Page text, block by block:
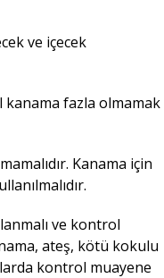
ve içecek
kanama fazla olmamak
Kanama için
ve kontrol
ateş, kötü kokulu
kontrol muayene